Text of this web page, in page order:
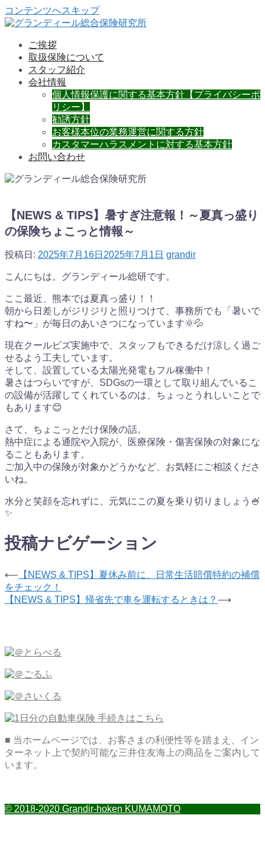
コンテンツへスキップ
ご挨拶
取扱保険について
スタッフ紹介
会社情報
個人情報保護に関する基本方針【プライバシーポ
リシー】
勧誘方針
お客様本位の業務運営に関する方針
カスタマーハラスメントに対する基本方針
お問い合わせ
【NEWS & TIPS】暑すぎ注意報！～夏真っ盛り
の保険ちょこっと情報～
投稿日: 2025年7月16日 2025年7月1日 grandir
こんにちは。グランディール総研です。
ここ最近、熊本では夏真っ盛り！！
朝から日差しがジリジリと照りつけて、事務所でも「暑いで
すね〜」が毎日のあいさつになっています🌞💦
現在クールビズ実施中で、スタッフもできるだけ涼しく過ご
せるよう工夫しています。
そして、設置している太陽光発電もフル稼働中！
暑さはつらいですが、SDGsの一環として取り組んでいるこ
の設備が活躍してくれているのは、ちょっとうれしいことで
もあります😊
さて、ちょこっとだけ保険の話。
熱中症による通院や入院が、医療保険・傷害保険の対象にな
ることもあります。
ご加入中の保険が対象かどうかなど、お気軽にご相談くださ
いね。
水分と笑顔を忘れずに、元気にこの夏を乗り切りましょう🍧
✨
投稿ナビゲーション
⟵ 【NEWS & TIPS】夏休み前に、日常生活賠償特約の補償
をチェック！
【NEWS & TIPS】帰省先で車を運転するときは？ ⟶
■ 当ホームページでは、お客さまの利便性等を踏まえ、イン
ターネット上で契約可能な三井住友海上の商品をご案内して
います。
© 2018-2020 Grandir-hoken KUMAMOTO